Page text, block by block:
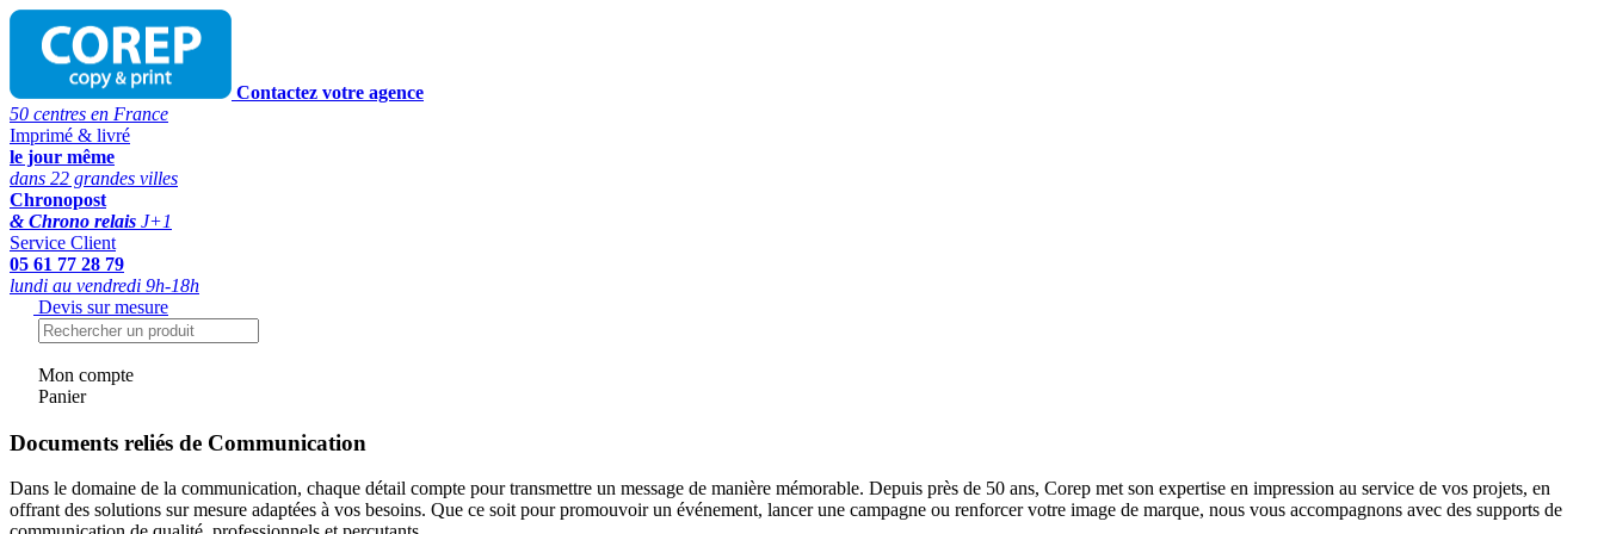
Contactez votre agence
50 centres en France
Imprimé & livré
le jour même
dans 22 grandes villes
Chronopost
& Chrono relais J+1
Service Client
05 61 77 28 79
lundi au vendredi 9h-18h
Devis sur mesure
Mon compte
Panier
Documents reliés de Communication
Dans le domaine de la communication, chaque détail compte pour transmettre un message de manière mémorable. Depuis près de 50 ans, Corep met son expertise en impression au service de vos projets, en
offrant des solutions sur mesure adaptées à vos besoins. Que ce soit pour promouvoir un événement, lancer une campagne ou renforcer votre image de marque, nous vous accompagnons avec des supports de